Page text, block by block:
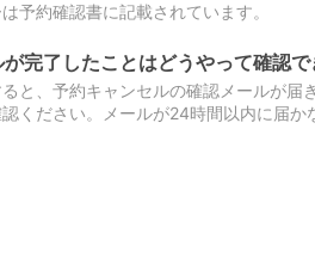
予約確認書に記載されています。
完了したことはどうやって確認で
と、予約キャンセルの確認メールが
ください。メールが24時間以内に届